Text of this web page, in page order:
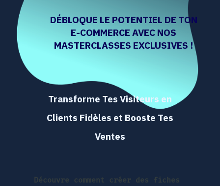
DÉBLOQUE LE POTENTIEL DE TON
E-COMMERCE AVEC NOS
MASTERCLASSES EXCLUSIVES !
Transforme Tes Visiteurs en
Clients Fidèles et Booste Tes
Ventes
Découvre comment créer des fiches